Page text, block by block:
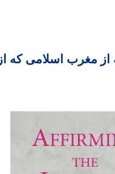
از مغرب اسلامی که از